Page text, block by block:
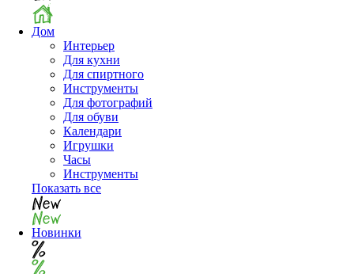
Дом
Интерьер
Для кухни
Для спиртного
Инструменты
Для фотографий
Для обуви
Календари
Игрушки
Часы
Инструменты
Показать все
Новинки